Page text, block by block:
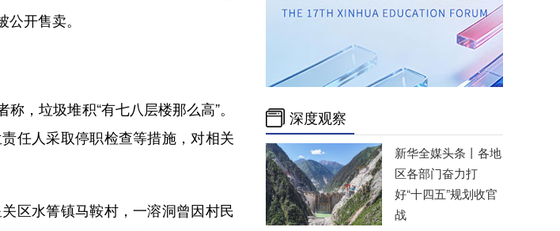
开售卖。
，垃圾堆积“有七八层楼那么高”。
任人采取停职检查等措施，对相关
区水箐镇马鞍村，一溶洞曾因村民
深度观察
新华全媒头条丨 各地
区各部门奋力打
好“十四五”规划收官
战